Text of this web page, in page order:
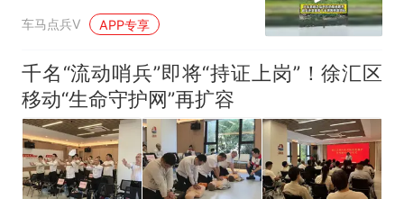
后对方仍拒绝离开
车马点兵V APP专享
千名“流动哨兵”即将“持证上岗”！徐汇区
移动“生命守护网”再扩容